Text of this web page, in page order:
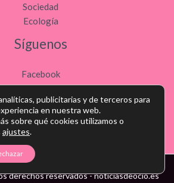
Sociedad
Ecología
Síguenos
Facebook
Youtube
Twitter
Instagram
derechos reservados - noticiasdeocio.es
publicitarias y de terceros para
en nuestra web.
sobre qué cookies utilizamos o
ajustes.